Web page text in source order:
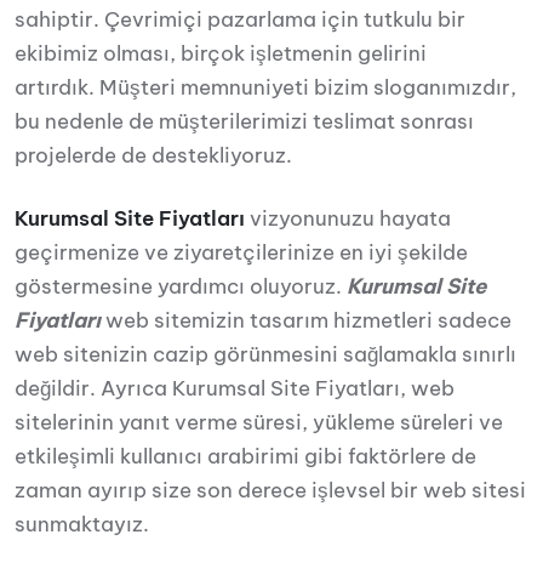
sahiptir. Çevrimiçi pazarlama için tutkulu bir
ekibimiz olması, birçok işletmenin gelirini
artırdık. Müşteri memnuniyeti bizim sloganımızdır,
bu nedenle de müşterilerimizi teslimat sonrası
projelerde de destekliyoruz.
Kurumsal Site Fiyatları vizyonunuzu hayata
geçirmenize ve ziyaretçilerinize en iyi şekilde
göstermesine yardımcı oluyoruz. Kurumsal Site
Fiyatlarıweb sitemizin tasarım hizmetleri sadece
web sitenizin cazip görünmesini sağlamakla sınırlı
değildir. Ayrıca Kurumsal Site Fiyatları, web
sitelerinin yanıt verme süresi, yükleme süreleri ve
etkileşimli kullanıcı arabirimi gibi faktörlere de
zaman ayırıp size son derece işlevsel bir web sitesi
sunmaktayız.